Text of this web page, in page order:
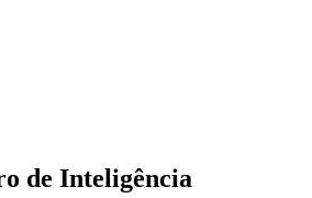
de Inteligência